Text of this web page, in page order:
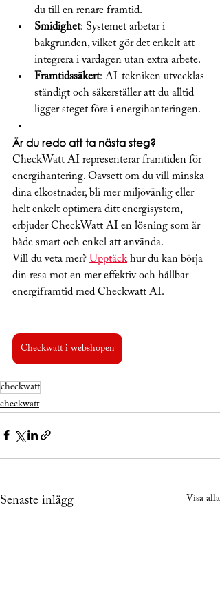
du till en renare framtid.
Smidighet: Systemet arbetar i
bakgrunden, vilket gör det enkelt att
integrera i vardagen utan extra arbete.
Framtidssäkert: AI-tekniken utvecklas
ständigt och säkerställer att du alltid
ligger steget före i energihanteringen.
Är du redo att ta nästa steg?
CheckWatt AI representerar framtiden för
energihantering. Oavsett om du vill minska
dina elkostnader, bli mer miljövänlig eller
helt enkelt optimera ditt energisystem,
erbjuder CheckWatt AI en lösning som är
både smart och enkel att använda.
Vill du veta mer? Upptäck hur du kan börja
din resa mot en mer effektiv och hållbar
energiframtid med Checkwatt AI.
Checkwatt i webshopen
checkwatt
checkwatt
Senaste inlägg Visa alla